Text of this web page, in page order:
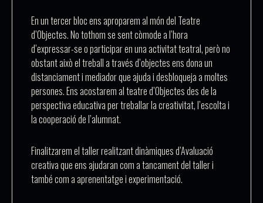
En un tercer bloc ens aproparem al món del Teatre
d’Objectes. No tothom se sent còmode a l’hora
d’expressar-se o participar en una activitat teatral, però no
obstant això el treball a través d’objectes ens dona un
distanciament i mediador que ajuda i desbloqueja a moltes
persones. Ens acostarem al teatre d’Objectes des de la
perspectiva educativa per treballar la creativitat, l’escolta i
la cooperació de l’alumnat.
Finalitzarem el taller realitzantdinàmiques d’Avaluació
creativaque ens ajudaran com a tancament del taller i
també com a aprenentatge i experimentació.